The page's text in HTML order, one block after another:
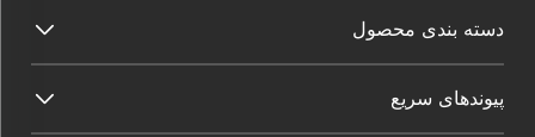
دسته بندی محصول
پیوندهای سریع